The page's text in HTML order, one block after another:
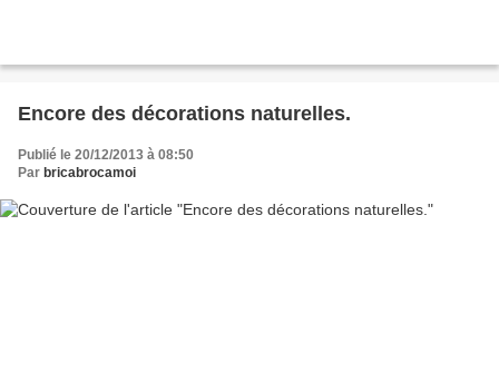
Encore des décorations naturelles.
Publié le 20/12/2013 à 08:50
Par bricabrocamoi